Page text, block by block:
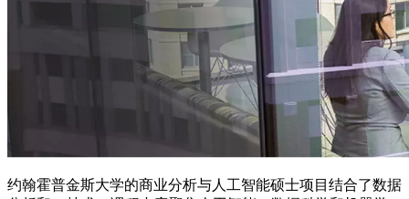
约翰霍普金斯大学的商业分析与人工智能硕士项目结合了数据